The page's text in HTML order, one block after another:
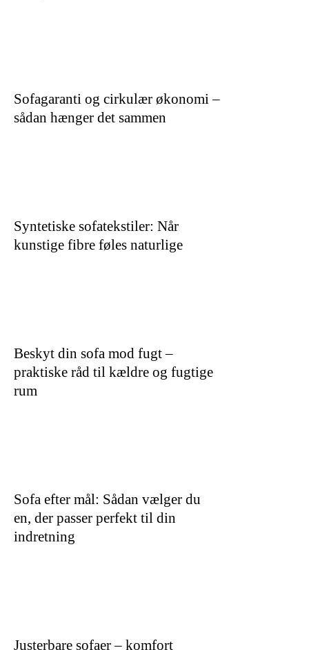
Sofagaranti og cirkulær økonomi –
sådan hænger det sammen
Syntetiske sofatekstiler: Når
kunstige fibre føles naturlige
Beskyt din sofa mod fugt –
praktiske råd til kældre og fugtige
rum
Sofa efter mål: Sådan vælger du
en, der passer perfekt til din
indretning
Justerbare sofaer – komfort